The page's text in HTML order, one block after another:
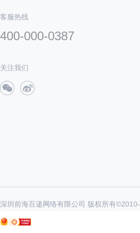
客服热线
400-000-0387
关注我们
深圳前海百递网络有限公司 版权所有©2010-